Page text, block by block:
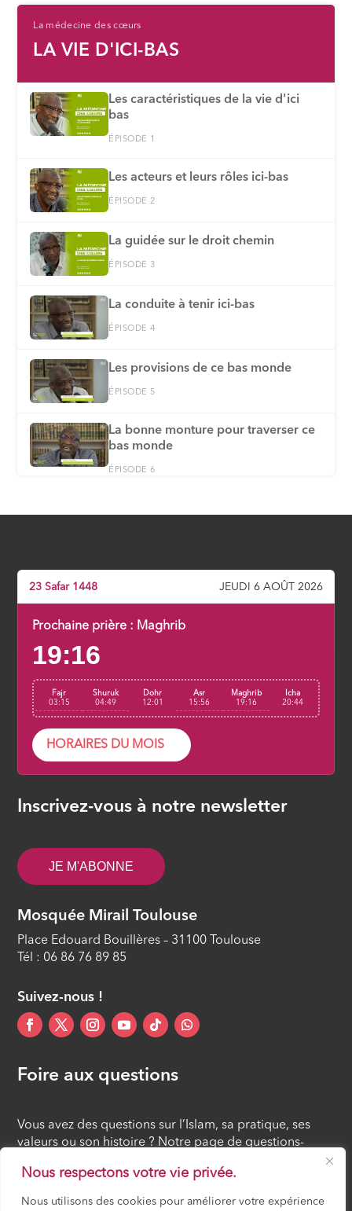
Nous respectons votre vie privée.
Nous utilisons des cookies pour améliorer votre expérience
La médecine des cœurs
LA VIE D'ICI-BAS
Les caractéristiques de la vie d'ici
bas
ÉPISODE 1
Les acteurs et leurs rôles ici-bas
ÉPISODE 2
La guidée sur le droit chemin
ÉPISODE 3
La conduite à tenir ici-bas
ÉPISODE 4
Les provisions de ce bas monde
ÉPISODE 5
La bonne monture pour traverser ce
bas monde
ÉPISODE 6
La clé de la réussite en ce bas monde
23 Safar 1448 JEUDI 6 AOÛT 2026
Prochaine prière : Maghrib
19:16
Fajr
03:15
Shuruk
04:49
Dohr
12:01
Asr
15:56
Maghrib
19:16
Icha
20:44
HORAIRES DU MOIS
Inscrivez-vous à notre newsletter
JE M'ABONNE
Mosquée Mirail Toulouse
Place Edouard Bouillères – 31100 Toulouse
Tél : 06 86 76 89 85
Suivez-nous !
Foire aux questions
Vous avez des questions sur l’Islam, sa pratique, ses
valeurs ou son histoire ? Notre page de questions-
réponses rassemble des réponses claires et accessibles
à tous, croyants ou simples curieux.